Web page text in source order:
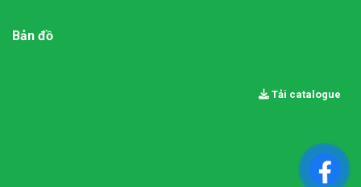
Tải catalogue
Bản đồ